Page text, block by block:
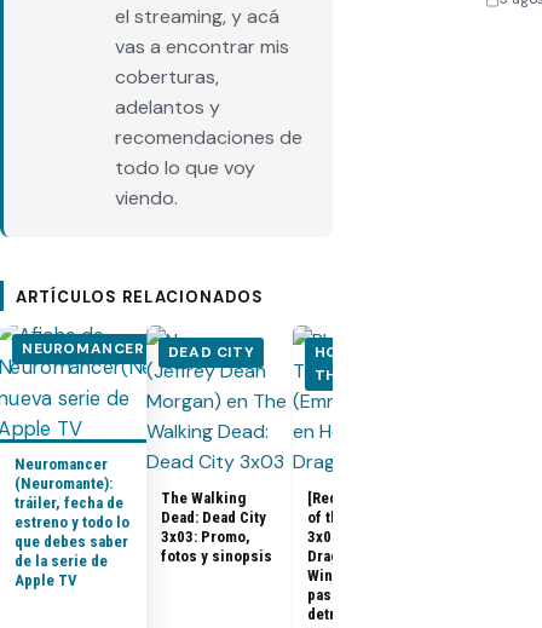
el streaming, y acá
vas a encontrar mis
coberturas,
adelantos y
recomendaciones de
todo lo que voy
viendo.
ARTÍCULOS RELACIONADOS
NEUROMANCER
Neuromancer
(Neuromante):
tráiler, fecha de
estreno y todo lo
que debes saber
de la serie de
Apple TV
DEAD CITY
The Walking
Dead: Dead City
3x03: Promo,
fotos y sinopsis
HOUSE OF
THE DRAGON
[Recap] House
of the Dragon
3x07 «The
Dragon in
Winter»: qué
pasó, análisis y
detrás de